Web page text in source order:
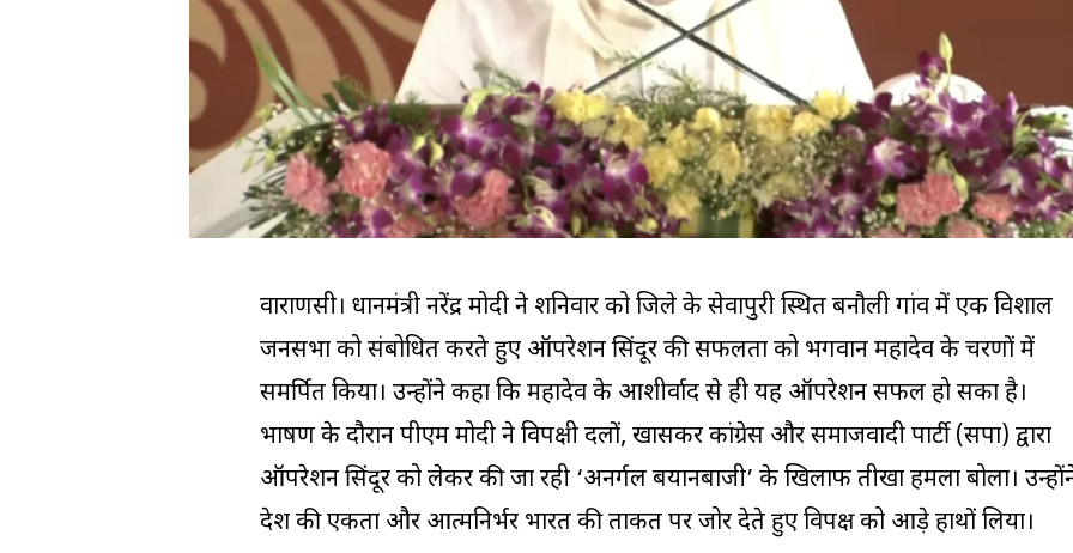
वाराणसी। प्रधानमंत्री नरेंद्र मोदी ने शनिवार को जिले के सेवापुरी स्थित बनौली गांव में एक विशाल
जनसभा को संबोधित करते हुए ऑपरेशन सिंदूर की सफलता को भगवान महादेव के चरणों में
समर्पित किया। उन्होंने कहा कि महादेव के आशीर्वाद से ही यह ऑपरेशन सफल हो सका है।
भाषण के दौरान पीएम मोदी ने विपक्षी दलों, खासकर कांग्रेस और समाजवादी पार्टी (सपा) द्वारा
ऑपरेशन सिंदूर को लेकर की जा रही ‘अनर्गल बयानबाजी’ के खिलाफ तीखा हमला बोला।
देश की एकता और आत्मनिर्भर भारत की ताकत पर जोर देते हुए विपक्ष को आड़े हाथों लिया।